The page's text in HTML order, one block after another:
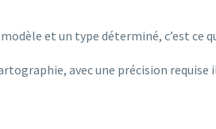
et un type déterminé, c’est ce
avec une précision